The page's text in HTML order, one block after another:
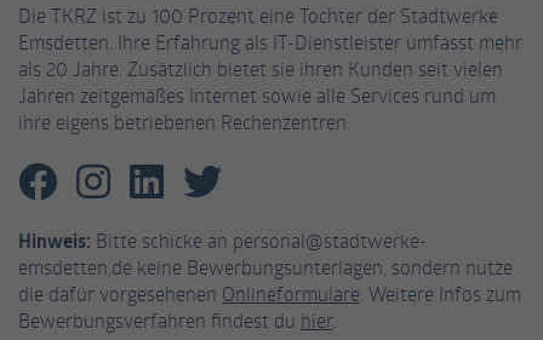
Die TKRZ ist zu 100 Prozent eine Tochter der Stadtwerke
Emsdetten. Ihre Erfahrung als IT-Dienstleister umfasst mehr
als 20 Jahre. Zusätzlich bietet sie ihren Kunden seit vielen
Jahren zeitgemäßes Internet sowie alle Services rund um
ihre eigens betriebenen Rechenzentren.
Hinweis: Bitte schicke an personal@stadtwerke-
emsdetten.de keine Bewerbungsunterlagen, sondern nutze
die dafür vorgesehenen Onlineformulare . Weitere Infos zum
Bewerbungsverfahren findest du hier.
Cookies zu sein, das verwendet wird, um die
von Google auf Websites mit hohem Traffic-
Aufkommen aufgezeichnete Datenmenge zu
begrenzen.
Name _fbp
Laufzeit 3 Monate
Cookie von Facebook, das für Website-